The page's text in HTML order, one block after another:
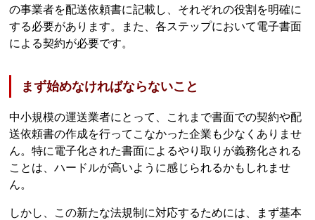
の事業者を配送依頼書に記載し、それぞれの役割を明確に
する必要があります。また、各ステップにおいて電子書面
による契約が必要です。
まず始めなければならないこと
中小規模の運送業者にとって、これまで書面での契約や配
送依頼書の作成を行ってこなかった企業も少なくありませ
ん。特に電子化された書面によるやり取りが義務化される
ことは、ハードルが高いように感じられるかもしれませ
ん。
しかし、この新たな法規制に対応するためには、まず基本